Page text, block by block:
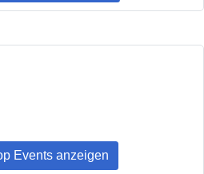
Events anzeigen